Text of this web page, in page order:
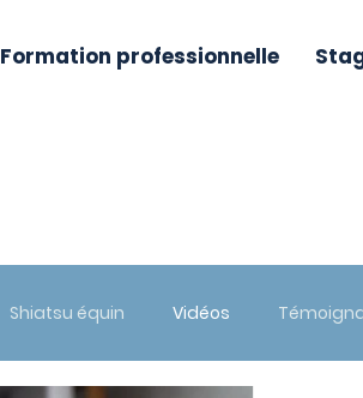
Formation professionnelle
Shiatsu équin Vidéos